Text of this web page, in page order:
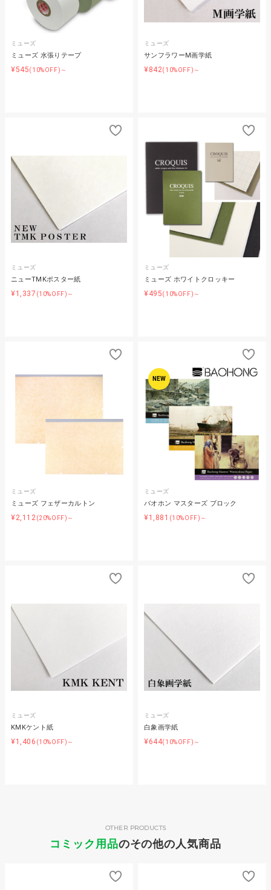
ミューズ
ミューズ 水張りテープ
¥545(10%OFF)～
ミューズ
サンフラワーM画学紙
¥842(10%OFF)～
ミューズ
ニューTMKポスター紙
¥1,337 (10%OFF)～
ミューズ
ミューズ ホワイトクロッキー
¥495(10%OFF)～
ミューズ
ミューズ フェザーカルトン
¥2,112(20%OFF)～
NEW
ミューズ
バオホン マスターズ ブロック
¥1,881 (10%OFF)～
ミューズ
KMKケント紙
¥1,406 (10%OFF)～
ミューズ
白象画学紙
¥644(10%OFF)～
コミック用品のその他の人気商品
OTHER PRODUCTS